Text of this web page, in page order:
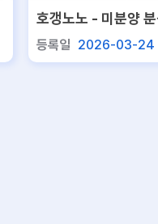
호갱노노 - 미분양
등록일 2026-03-24